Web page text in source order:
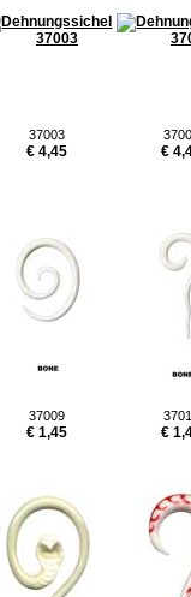
37003
€ 4,45 €
37009
€ 1,45 €